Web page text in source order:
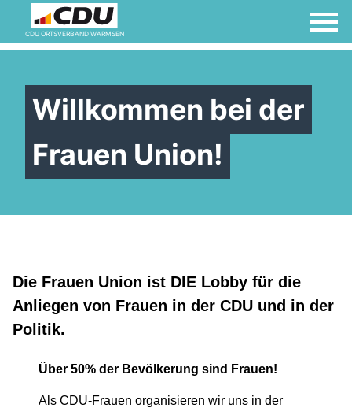
CDU ORTSVERBAND WARMSEN
Willkommen bei der
Frauen Union!
Die Frauen Union ist DIE Lobby für die
Anliegen von Frauen in der CDU und in der
Politik.
Über 50% der Bevölkerung sind Frauen!
Als CDU-Frauen organisieren wir uns in der